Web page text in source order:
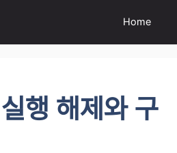
Home
행 해제와 구